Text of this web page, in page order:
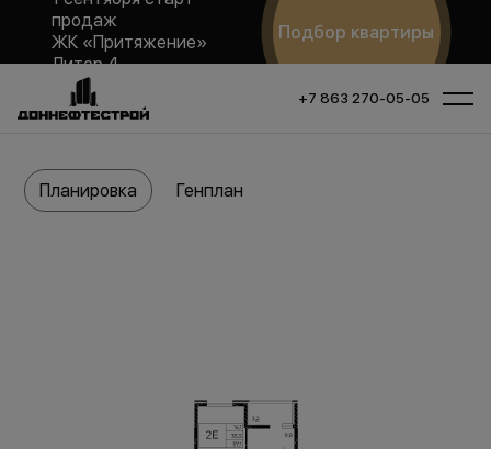
продаж
ЖК «Притяжение»
Литер 4
Подбор квартиры
+7 863 270-05-05
Планировка Генплан